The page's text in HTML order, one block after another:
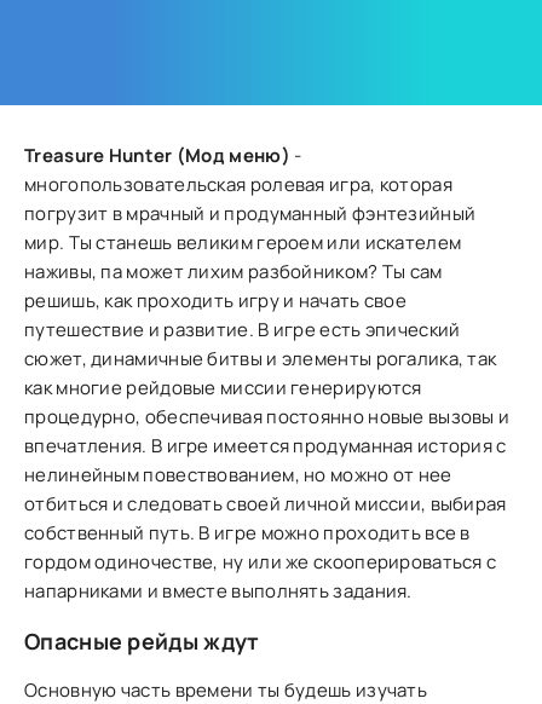
Treasure Hunter (Мод меню) -
многопользовательская ролевая игра, которая
погрузит в мрачный и продуманный фэнтезийный
мир. Ты станешь великим героем или искателем
наживы, па может лихим разбойником? Ты сам
решишь, как проходить игру и начать свое
путешествие и развитие. В игре есть эпический
сюжет, динамичные битвы и элементы рогалика, так
как многие рейдовые миссии генерируются
процедурно, обеспечивая постоянно новые вызовы и
впечатления. В игре имеется продуманная история с
нелинейным повествованием, но можно от нее
отбиться и следовать своей личной миссии, выбирая
собственный путь. В игре можно проходить все в
гордом одиночестве, ну или же скооперироваться с
напарниками и вместе выполнять задания.
Опасные рейды ждут
Основную часть времени ты будешь изучать